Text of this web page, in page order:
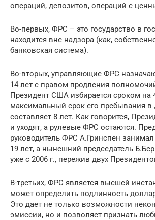
операций, депозитов, операций с
Во-первых, ФРС – это государство в
находится вне надзора (как,
банковская система).
Во-вторых, управляющие ФРС
14 лет с правом продления
Президент США избирается сроком на
максимальный срок его пребывания в
составляет 8 лет. Как говорится,
и уходят, а рулевые ФРС остаются.
руководитель ФРС А.Гринспен занимал
19 лет, а нынешний председатель
уже с 2006 г., пережив двух
В-третьих, ФРС является высшей
может определить подлинность
Это дает не только возможности
эмиссии, но и позволяет признать